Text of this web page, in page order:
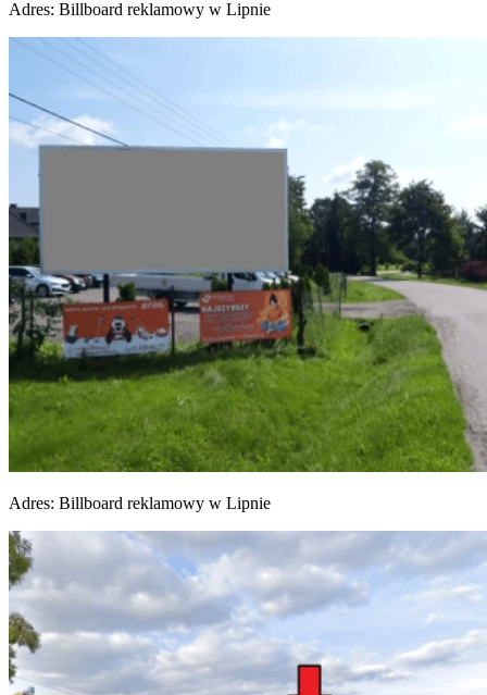
Adres: Billboard reklamowy w Lipnie
Adres: Billboard reklamowy w Lipnie